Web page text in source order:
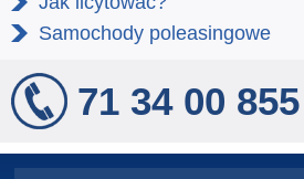
Samochody poleasingowe
71 34 00 855